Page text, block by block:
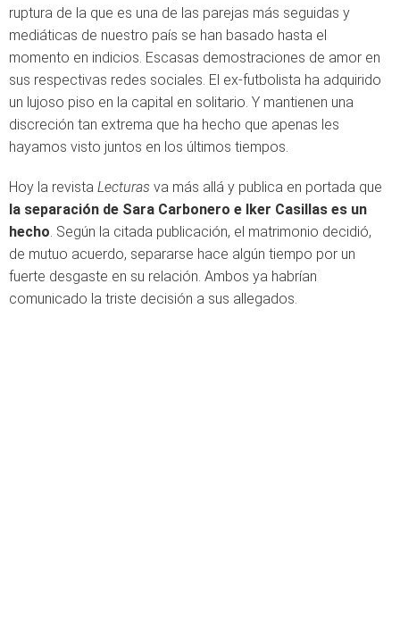
ruptura de la que es una de las parejas más seguidas y
mediáticas de nuestro país se han basado hasta el
momento en indicios. Escasas demostraciones de amor en
sus respectivas redes sociales. El ex-futbolista ha adquirido
un lujoso piso en la capital en solitario. Y mantienen una
discreción tan extrema que ha hecho que apenas les
hayamos visto juntos en los últimos tiempos.
Hoy la revista Lecturas va más allá y publica en portada que
la separación de Sara Carbonero e Iker Casillas es un
hecho. Según la citada publicación, el matrimonio decidió,
de mutuo acuerdo, separarse hace algún tiempo por un
fuerte desgaste en su relación. Ambos ya habrían
comunicado la triste decisión a sus allegados.